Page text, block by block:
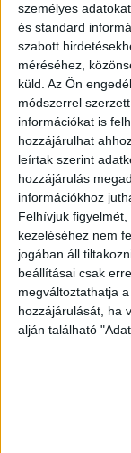
személyes
és standard
szabott
méréséhez,
küld. Az Ön
módszerrel
információkat is
hozzájárulhat
leírtak szerint
hozzájárulás
információkhoz
Felhívjuk
kezeléséhez nem
jogában áll
beállításai csak
megváltoztathatja
hozzájárulását, ha
alján található
„A gyerekem játék